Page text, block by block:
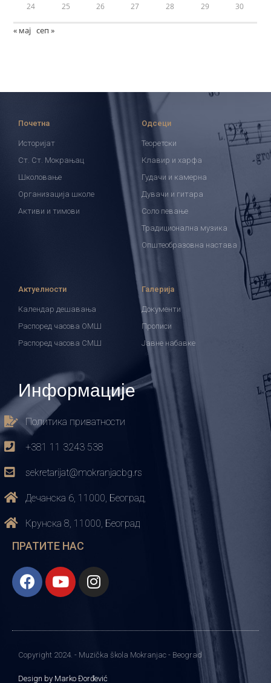
24 25 26 27 28 29 30
« мај сеп »
Почетна
Историјат
Ст. Ст. Мокрањац
Школовање
Организација школе
Активи и тимови
Одсеци
Теоретски
Клавир и харфа
Гудачи и камерна
Дувачи и гитара
Соло певање
Традиционална музика
Општеобразовна настава
Актуелности
Календар дешавања
Распоред часова ОМШ
Распоред часова СМШ
Галерија
Документи
Прописи
Јавне набавке
Информације
Политика приватности
+381 11 3243 538
sekretarijat@mokranjacbg.rs
Дечанска 6, 11000, Београд,
Крунска 8, 11000, Београд
ПРАТИТЕ НАС
Copyright 2024. - Muzička škola Mokranjac - Beograd
Design by Marko Đorđević